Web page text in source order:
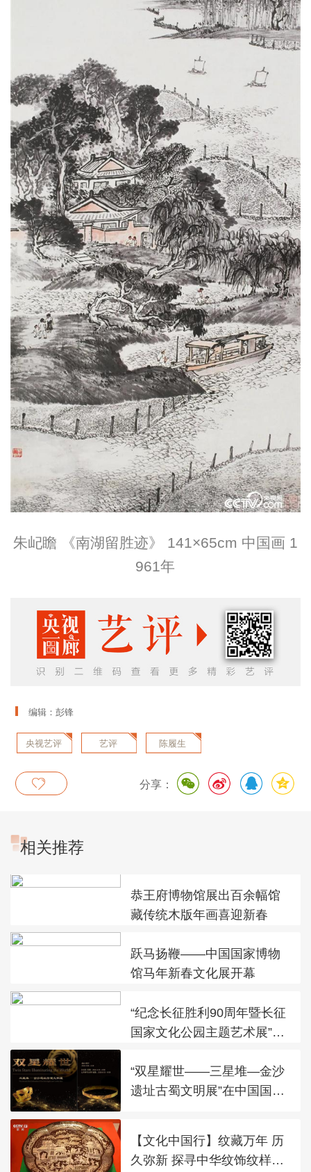
朱屺瞻 《南湖留胜迹》 141×65cm 中国画 1
961年
编辑：彭锋
央视艺评 艺评 陈履生
分享：
相关推荐
恭王府博物馆展出百余幅馆
藏传统木版年画喜迎新春
跃马扬鞭——中国国家博物
馆马年新春文化展开幕
“纪念长征胜利90周年暨长征
国家文化公园主题艺术展”在
“双星耀世——三星堆—金沙
遗址古蜀文明展”在中国国家
【文化中国行】纹藏万年 历
久弥新 探寻中华纹饰纹样之